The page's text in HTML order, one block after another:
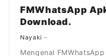
FMWhatsApp
Download.
Nayaki
Mengenal